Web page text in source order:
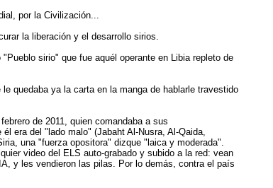
por la Civilización...
la liberación y el desarrollo sirios.
sirio" que fue aquél operante en Libia repleto de
quedaba ya la carta en la manga de hablarle travestido
de 2011, quien comandaba a sus
era del "lado malo" (Jabaht Al-Nusra, Al-Qaida,
una "fuerza opositora" dizque "laica y moderada".
video del ELS auto-grabado y subido a la red: vean
y les vendieron las pilas. Por lo demás, contra el país